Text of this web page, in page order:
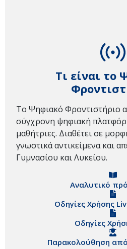
Τι είναι το
Το Ψηφιακό Φροντιστήριο
σύγχρονη ψηφιακή
μαθήτριες. Διαθέτει σε
γνωστικά αντικείμενα και
Γυμνασίου και Λυκείου.
Αναλυτικό
Οδηγίες Χρήσης
Οδηγίες
Παρακολούθηση